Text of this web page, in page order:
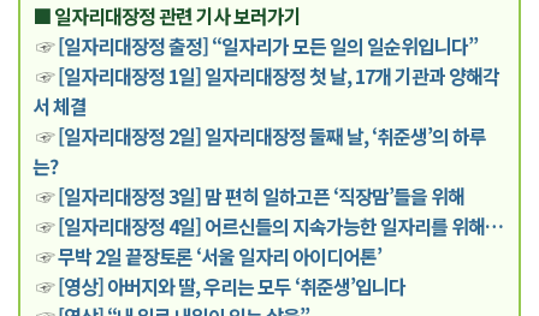
■ 일자리대장정 관련 기사 보러가기
☞[일자리대장정 출정] “일자리가 모든 일의 일순위입니다”
☞[일자리대장정 1일] 일자리대장정 첫 날, 17개 기관과 양해각
서 체결
☞[일자리대장정 2일] 일자리대장정 둘째 날, ‘취준생’의 하루
는?
☞[일자리대장정 3일] 맘 편히 일하고픈 ‘직장맘’들을 위해
☞[일자리대장정 4일] 어르신들의 지속가능한 일자리를 위해…
☞무박 2일 끝장토론 ‘서울 일자리 아이디어톤’
☞[영상] 아버지와 딸, 우리는 모두 ‘취준생’입니다